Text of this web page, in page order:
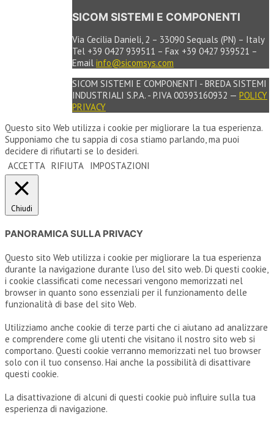
SICOM SISTEMI E COMPONENTI
Via Cecilia Danieli, 2 – 33090 Sequals (PN) – Italy
Tel +39 0427 939511 – Fax +39 0427 939521 –
Email info@sicomsys.com
SICOM SISTEMI E COMPONENTI - BREDA SISTEMI
INDUSTRIALI S.P.A. - P.IVA 00393160932 — POLICY
PRIVACY
Questo sito Web utilizza i cookie per migliorare la tua esperienza.
Supponiamo che tu sappia di cosa stiamo parlando, ma puoi
decidere di rifiutarti se lo desideri.
ACCETTA RIFIUTA IMPOSTAZIONI
Chiudi
PANORAMICA SULLA PRIVACY
Questo sito Web utilizza i cookie per migliorare la tua esperienza
durante la navigazione durante l'uso del sito web. Di questi cookie,
i cookie classificati come necessari vengono memorizzati nel
browser in quanto sono essenziali per il funzionamento delle
funzionalità di base del sito Web.
Utilizziamo anche cookie di terze parti che ci aiutano ad analizzare
e comprendere come gli utenti che visitano il nostro sito web si
comportano. Questi cookie verranno memorizzati nel tuo browser
solo con il tuo consenso. Hai anche la possibilità di disattivare
questi cookie.
La disattivazione di alcuni di questi cookie può influire sulla tua
esperienza di navigazione.